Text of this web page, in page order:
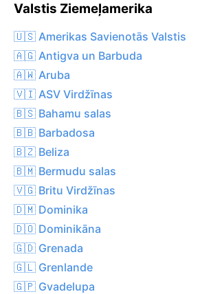
Valstis Ziemeļamerika
🇺🇸 Amerikas Savienotās Valstis
🇦🇬 Antigva un Barbuda
🇦🇼 Aruba
🇻🇮 ASV Virdžīnas
🇧🇸 Bahamu salas
🇧🇧 Barbadosa
🇧🇿 Beliza
🇧🇲 Bermudu salas
🇻🇬 Britu Virdžīnas
🇩🇲 Dominika
🇩🇴 Dominikāna
🇬🇩 Grenada
🇬🇱 Grenlande
🇬🇵 Gvadelupa